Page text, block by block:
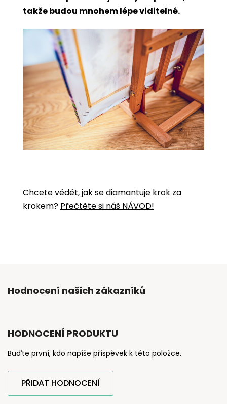
takže budou mnohem lépe viditelné.
Chcete vědět, jak se diamantuje krok za
krokem? Přečtěte si náš NÁVOD!
Hodnocení našich zákazníků
HODNOCENÍ PRODUKTU
Buďte první, kdo napíše příspěvek k této položce.
PŘIDAT HODNOCENÍ